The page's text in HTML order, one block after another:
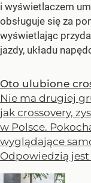
i wyświetlaczem
obsługuje się za
wyświetlając
jazdy, układu
Oto ulubione
Nie ma drugiej
jak crossovery,
w Polsce.
wyglądające
Odpowiedzią